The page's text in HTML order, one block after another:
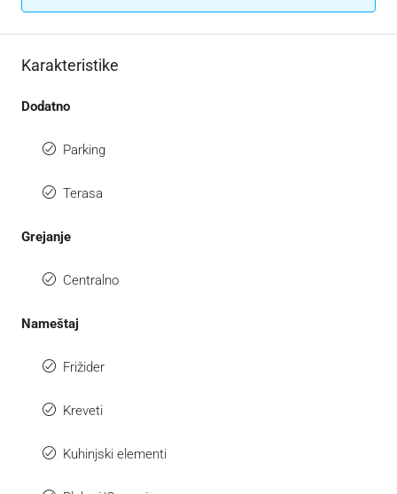
Karakteristike
Dodatno
Parking
Terasa
Grejanje
Centralno
Nameštaj
Frižider
Kreveti
Kuhinjski elementi